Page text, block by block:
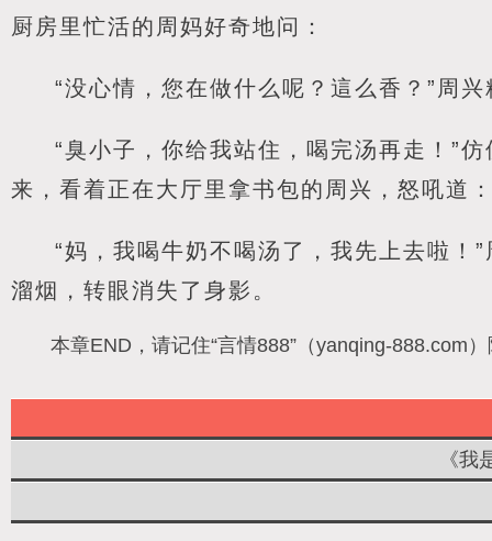
厨房里忙活的周妈好奇地问：
“没心情，您在做什么呢？這么香？”周
“臭小子，你给我站住，喝完汤再走！”
来，看着正在大厅里拿书包的周兴，怒吼道
“妈，我喝牛奶不喝汤了，我先上去啦！
溜烟，转眼消失了身影。
本章END，请记住“言情888”（yanqing-888.com
《我